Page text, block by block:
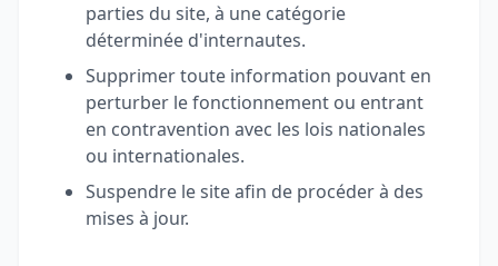
parties du site, à une catégorie
déterminée d'internautes.
Supprimer toute information pouvant en
perturber le fonctionnement ou entrant
en contravention avec les lois nationales
ou internationales.
Suspendre le site afin de procéder à des
mises à jour.